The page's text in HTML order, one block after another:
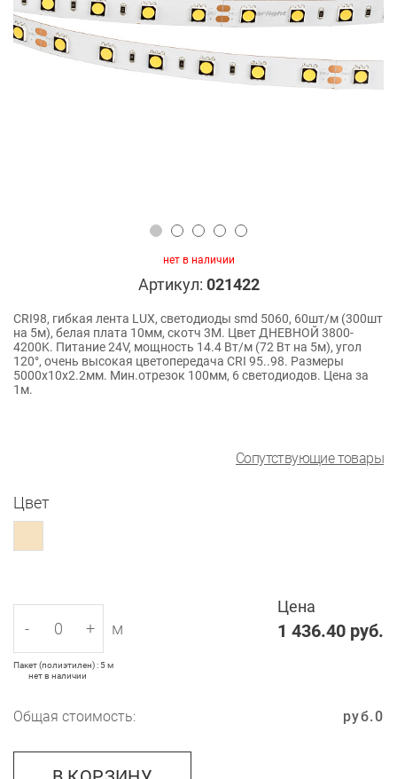
нет в наличии
Артикул: 021422
CRI98, гибкая лента LUX, светодиоды smd 5060, 60шт/м (300шт
на 5м), белая плата 10мм, скотч 3М. Цвет ДНЕВНОЙ 3800-
4200K. Питание 24V, мощность 14.4 Вт/м (72 Вт на 5м), угол
120°, очень высокая цветопередача CRI 95..98. Размеры
5000х10x2.2мм. Мин.отрезок 100мм, 6 светодиодов. Цена за
1м.
Сопутствующие товары
Цвет
Цена
1 436.40 руб.
- + м
Пакет (полиэтилен) : 5 м
нет в наличии
Общая стоимость: 0
руб.